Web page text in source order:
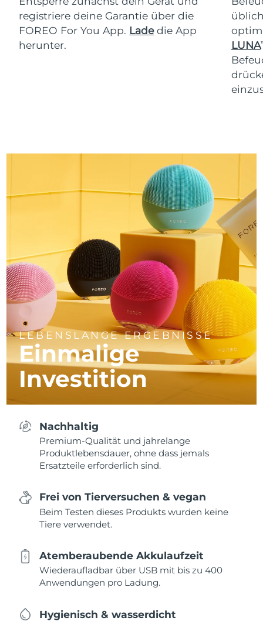
registriere deine Garantie über die
FOREO For You App. Ladedie App
herunter.
LUNA
LEBENSLANGE ERGEBNISSE
Einmalige
Investition
Nachhaltig
Premium-Qualität und jahrelange
Produktlebensdauer, ohne dass jemals
Ersatzteile erforderlich sind.
Frei von Tierversuchen & vegan
Beim Testen dieses Produkts wurden keine
Tiere verwendet.
Atemberaubende Akkulaufzeit
Wiederaufladbar über USB mit bis zu 400
Anwendungen pro Ladung.
Hygienisch & wasserdicht